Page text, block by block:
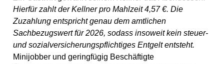
Hierfür zahlt der Kellner pro Mahlzeit 4,57 €. Die
Zuzahlung entspricht genau dem amtlichen
Sachbezugswert für 2026, sodass insoweit kein steuer-
und sozialversicherungspflichtiges Entgelt entsteht.
Minijobber und geringfügig Beschäftigte